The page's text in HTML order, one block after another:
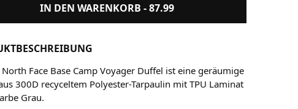
IN DEN WARENKORB -87.99
North Face Base Camp Voyager Duffel ist eine geräumige
300D recyceltem Polyester-Tarpaulin mit TPU Laminat
Grau.